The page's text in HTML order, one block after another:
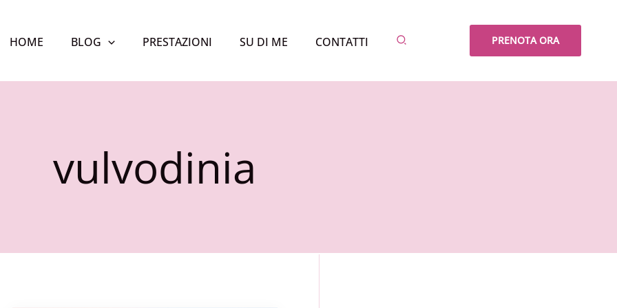
HOME BLOG PRESTAZIONI SU DI ME CONTATTI Cerca PRENOTA ORA
vulvodinia